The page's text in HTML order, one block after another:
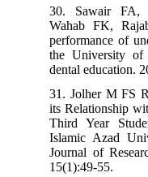
30. Sawair
Wahab FK,
performance of
the University
dental education.
31. Jolher M FS
its Relationship
Third Year
Islamic Azad
Journal of
15(1):49-55.